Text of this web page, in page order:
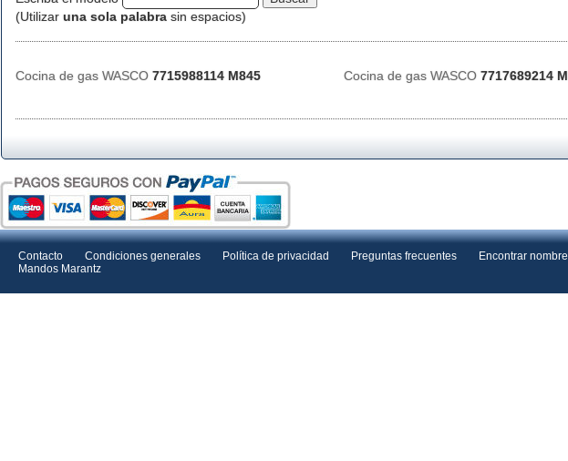
(Utilizar una sola palabra sin espacios)
Cocina de gas WASCO 7715988114 M845 Cocina de gas WASCO 7717689214
Contacto Condiciones generales Política de privacidad Preguntas frecuentes Encontrar
Mandos Marantz